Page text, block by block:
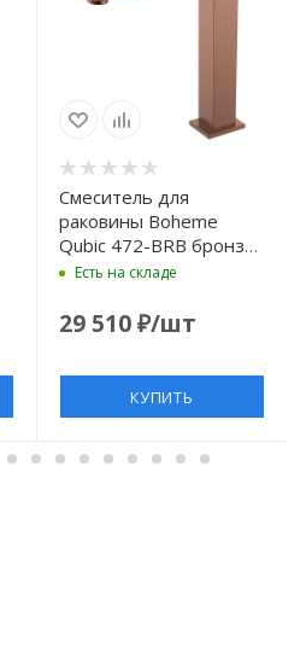
Смеситель для
раковины Boheme
Qubic 472-BRB бронза
матовая
Есть на складе
29 510₽/шт
КУПИТЬ